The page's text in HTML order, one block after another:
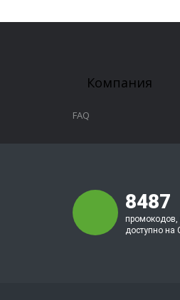
Компания
FAQ
8487
промокодов,
доступно на